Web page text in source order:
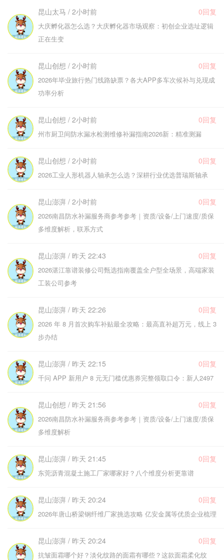
昆山太马 / 2小时前 0回复
大庆孵化器怎么选？大庆孵化器市场观察：初创企业选址逻辑
正在生变
昆山创想 / 2小时前 0回复
2026年毕业旅行热门线路缺票？各大APP多车次候补与兑现成
功率分析
昆山创想 / 2小时前 0回复
州市厨卫间防水漏水检测维修补漏指南2026新：精准测漏
昆山创想 / 2小时前 0回复
2026工业人形机器人轴承怎么选？深耕行业优选普瑞斯轴承
昆山澎湃 / 2小时前 0回复
2026南昌防水补漏服务商参考参考｜资质/设备/上门速度/质保
多维度解析，联系方式
昆山澎湃 / 昨天 22:43 0回复
2026湛江靠谱装修公司甄选指南覆盖全户型全场景，高端家装
工装公司参考
昆山澎湃 / 昨天 22:26 0回复
2026 年 8 月首次购车补贴最全攻略：最高直补超万元，线上 3
步办结
昆山澎湃 / 昨天 22:15 0回复
千问 APP 新用户 8 元无门槛优惠券完整领取口令：新人2497
昆山创想 / 昨天 21:56 0回复
2026南昌防水补漏服务商参考参考｜资质/设备/上门速度/质保
多维度解析
昆山澎湃 / 昨天 21:45 0回复
东莞沥青混凝土施工厂家哪家好？八个维度分析更靠谱
昆山澎湃 / 昨天 20:24 0回复
2026年唐山桥梁钢纤维厂家挑选攻略 亿安金属等优质企业梳理
昆山澎湃 / 昨天 20:24 0回复
抗皱面霜哪个好？淡化纹路的面霜有哪些？这款面霜柔化纹